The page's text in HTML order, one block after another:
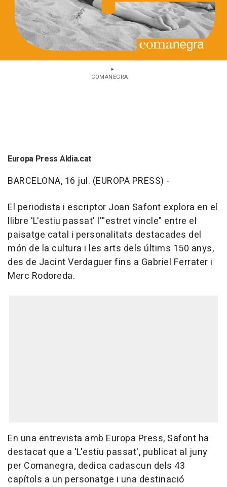
COMANEGRA
Europa Press Aldia.cat
BARCELONA, 16 jul. (EUROPA PRESS) -
El periodista i escriptor Joan Safont explora en el
llibre 'L'estiu passat' l'"estret vincle" entre el
paisatge catal i personalitats destacades del
món de la cultura i les arts dels últims 150 anys,
des de Jacint Verdaguer fins a Gabriel Ferrater i
Merc Rodoreda.
En una entrevista amb Europa Press, Safont ha
destacat que a 'L'estiu passat', publicat al juny
per Comanegra, dedica cadascun dels 43
capítols a un personatge i una destinació